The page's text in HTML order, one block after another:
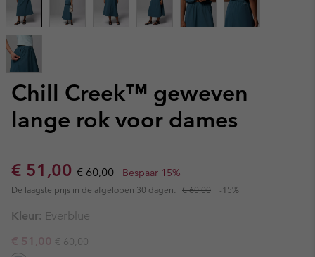
Chill Creek™ geweven
lange rok voor dames
Sale price:
€ 51,00 Regular price:
€ 60,00 Bespaar 15%
De laagste prijs in de afgelopen 30 dagen: € 60,00 -15%
Kleur: Everblue
Sale price:
€ 51,00 Regular price:
€ 60,00